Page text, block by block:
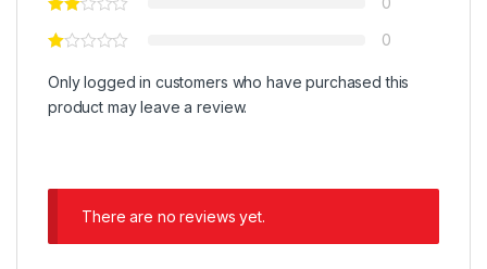
0
Only logged in customers who have purchased this
product may leave a review.
There are no reviews yet.